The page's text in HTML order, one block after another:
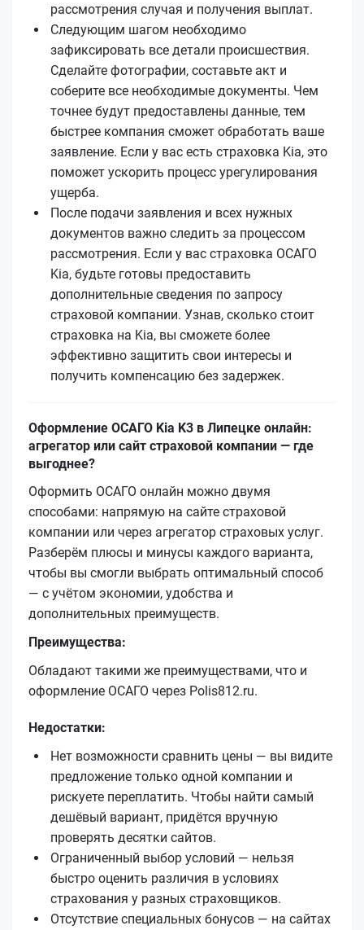
рассмотрения случая и получения выплат.
Следующим шагом необходимо
зафиксировать все детали происшествия.
Сделайте фотографии, составьте акт и
соберите все необходимые документы. Чем
точнее будут предоставлены данные, тем
быстрее компания сможет обработать ваше
заявление. Если у вас есть страховка Kia, это
поможет ускорить процесс урегулирования
ущерба.
После подачи заявления и всех нужных
документов важно следить за процессом
рассмотрения. Если у вас страховка ОСАГО
Kia, будьте готовы предоставить
дополнительные сведения по запросу
страховой компании. Узнав, сколько стоит
страховка на Kia, вы сможете более
эффективно защитить свои интересы и
получить компенсацию без задержек.
Оформление ОСАГО Kia K3 в Липецке онлайн:
агрегатор или сайт страховой компании — где
выгоднее?
Оформить ОСАГО онлайн можно двумя
способами: напрямую на сайте страховой
компании или через агрегатор страховых услуг.
Разберём плюсы и минусы каждого варианта,
чтобы вы смогли выбрать оптимальный способ
— с учётом экономии, удобства и
дополнительных преимуществ.
Преимущества:
Обладают такими же преимуществами, что и
оформление ОСАГО через Polis812.ru.
Недостатки:
Нет возможности сравнить цены — вы видите
предложение только одной компании и
рискуете переплатить. Чтобы найти самый
дешёвый вариант, придётся вручную
проверять десятки сайтов.
Ограниченный выбор условий — нельзя
быстро оценить различия в условиях
страхования у разных страховщиков.
Отсутствие специальных бонусов — на сайтах